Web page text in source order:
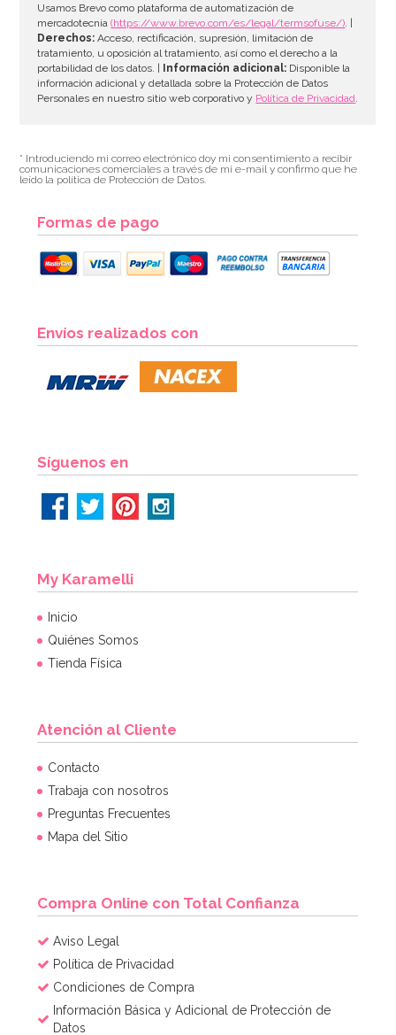
Usamos Brevo como plataforma de automatización de
mercadotecnia(https://www.brevo.com/es/legal/termsofuse/). |
Derechos: Acceso, rectificación, supresión, limitación de
tratamiento, u oposición al tratamiento, así como el derecho a la
portabilidad de los datos. |
Información adicional: Disponible la
información adicional y detallada sobre la Protección de Datos
Personales en nuestro sitio web corporativo y Política de Privacidad.
* Introduciendo mi correo electrónico doy mi consentimiento a recibir
comunicaciones comerciales a través de mi e-mail y confirmo que he
leído la política de Protección de Datos.
Formas de pago
Envíos realizados con
Síguenos en
My Karamelli
Inicio
Quiénes Somos
Tienda Física
Atención al Cliente
Contacto
Trabaja con nosotros
Preguntas Frecuentes
Mapa del Sitio
Compra Online con Total Confianza
Aviso Legal
Política de Privacidad
Condiciones de Compra
Información Básica y Adicional de Protección de
Datos